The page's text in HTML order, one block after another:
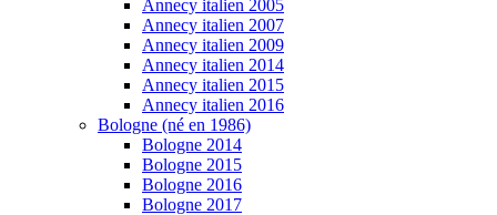
Annecy italien 2005
Annecy italien 2007
Annecy italien 2009
Annecy italien 2014
Annecy italien 2015
Annecy italien 2016
Bologne (né en 1986)
Bologne 2014
Bologne 2015
Bologne 2016
Bologne 2017